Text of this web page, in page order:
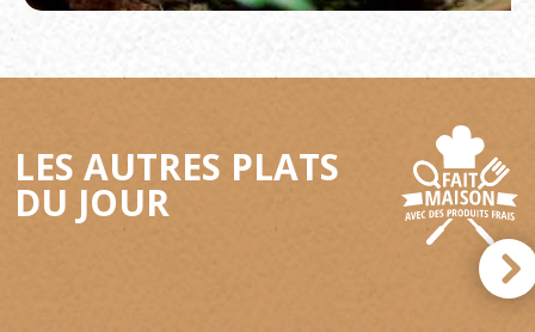
LES AUTRES PLATS
DU JOUR